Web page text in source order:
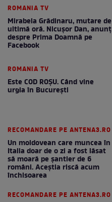
ROMANIA TV
Mirabela Grădinaru, mutare de
ultimă oră. Nicuşor Dan, anunţ
despre Prima Doamnă pe
Facebook
ROMANIA TV
Este COD ROŞU. Când vine
urgia în Bucureşti
RECOMANDARE PE ANTENA3.RO
Un moldovean care muncea în
Italia doar de o zi a fost lăsat
să moară pe şantier de 6
români. Aceștia riscă acum
închisoarea
RECOMANDARE PE ANTENA3.RO